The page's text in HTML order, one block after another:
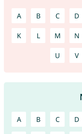
A B C D
K L M N
U V
A B C D